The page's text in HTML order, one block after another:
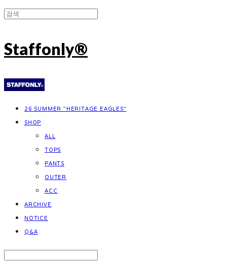
Staffonly®
26 SUMMER "HERITAGE EAGLES"
SHOP
ALL
TOPS
PANTS
OUTER
ACC
ARCHIVE
NOTICE
Q&A